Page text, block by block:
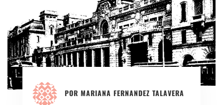
POR MARIANA FERNANDEZ TALAVERA